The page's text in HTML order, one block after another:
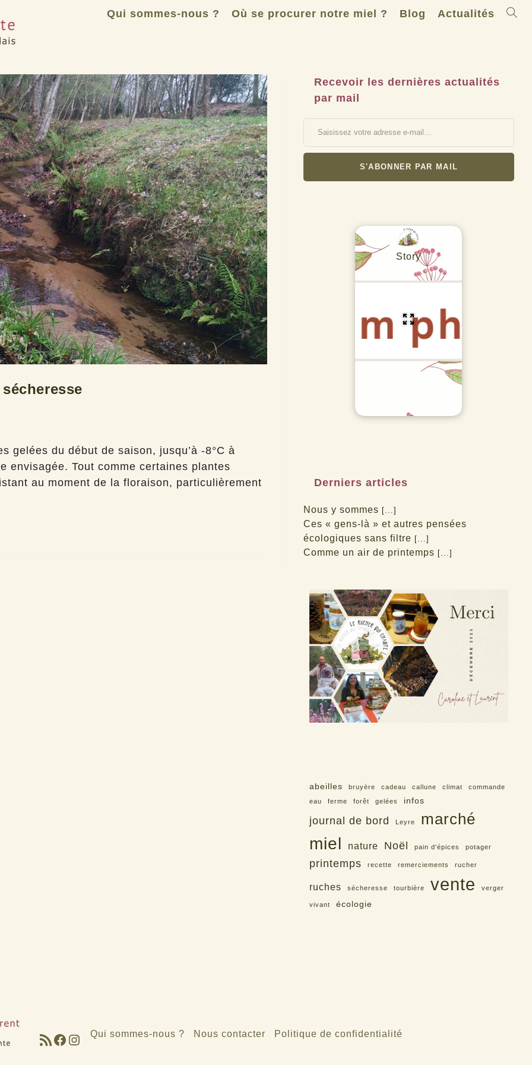
Qui sommes-nous ? Où se procurer notre miel ? Blog Actualités
Toggle
gelées du début de saison, jusqu’à -8°C à
envisagée. Tout comme certaines plantes
au moment de la floraison, particulièrement
Recevoir les dernières actualités
par mail
Saisissez votre adresse e-mail…
S'ABONNER PAR MAIL
Story
Derniers articles
Nous y sommes [...]
Ces « gens-là » et autres pensées
écologiques sans filtre [...]
Comme un air de printemps [...]
abeilles bruyère cadeau callune climat
commande
eau
ferme forêt gelées infos
journal de bord Leyre marché
miel nature Noël pain d'épices potager
printemps recette remerciements rucher
ruches sécheresse tourbière vente verger
vivant écologie
Flux RSSFacebook
Instagram
Qui sommes-nous ? Nous contacter Politique de confidentialité